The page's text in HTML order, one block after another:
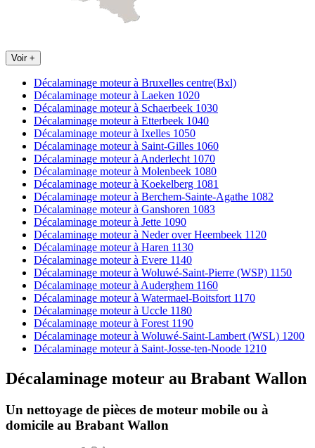
Voir +
Décalaminage moteur à Bruxelles centre(Bxl)
Décalaminage moteur à Laeken 1020
Décalaminage moteur à Schaerbeek 1030
Décalaminage moteur à Etterbeek 1040
Décalaminage moteur à Ixelles 1050
Décalaminage moteur à Saint-Gilles 1060
Décalaminage moteur à Anderlecht 1070
Décalaminage moteur à Molenbeek 1080
Décalaminage moteur à Koekelberg 1081
Décalaminage moteur à Berchem-Sainte-Agathe 1082
Décalaminage moteur à Ganshoren 1083
Décalaminage moteur à Jette 1090
Décalaminage moteur à Neder over Heembeek 1120
Décalaminage moteur à Haren 1130
Décalaminage moteur à Evere 1140
Décalaminage moteur à Woluwé-Saint-Pierre (WSP) 1150
Décalaminage moteur à Auderghem 1160
Décalaminage moteur à Watermael-Boitsfort 1170
Décalaminage moteur à Uccle 1180
Décalaminage moteur à Forest 1190
Décalaminage moteur à Woluwé-Saint-Lambert (WSL) 1200
Décalaminage moteur à Saint-Josse-ten-Noode 1210
Décalaminage moteur au Brabant Wallon
Un nettoyage de pièces de moteur mobile ou à
domicile au Brabant Wallon